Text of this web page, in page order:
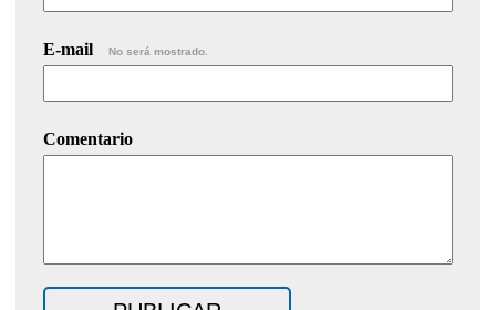
E-mail No será mostrado.
Comentario